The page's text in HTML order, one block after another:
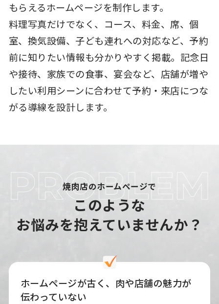
もらえるホームページを制作します。
料理写真だけでなく、コース、料金、席、個
室、換気設備、子ども連れへの対応など、予約
前に知りたい情報も分かりやすく掲載。記念日
や接待、家族での食事、宴会など、店舗が増や
したい利用シーンに合わせて予約・来店につな
がる導線を設計します。
焼肉店のホームページで
このような
お悩みを抱えていませんか？
ホームページが古く、肉や店舗の魅力が
伝わっていない